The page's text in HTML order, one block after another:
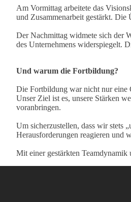
Am Vormittag arbeitete das
und Zusammenarbeit gestärkt. Die
Der Nachmittag widmete sich der
des Unternehmens widerspiegelt.
Und warum die Fortbildung?
Die Fortbildung war nicht nur eine
Unser Ziel ist es, unsere Stärken
voranbringen.
Um sicherzustellen, dass wir stets
Herausforderungen reagieren und
Mit einer gestärkten Teamdynamik